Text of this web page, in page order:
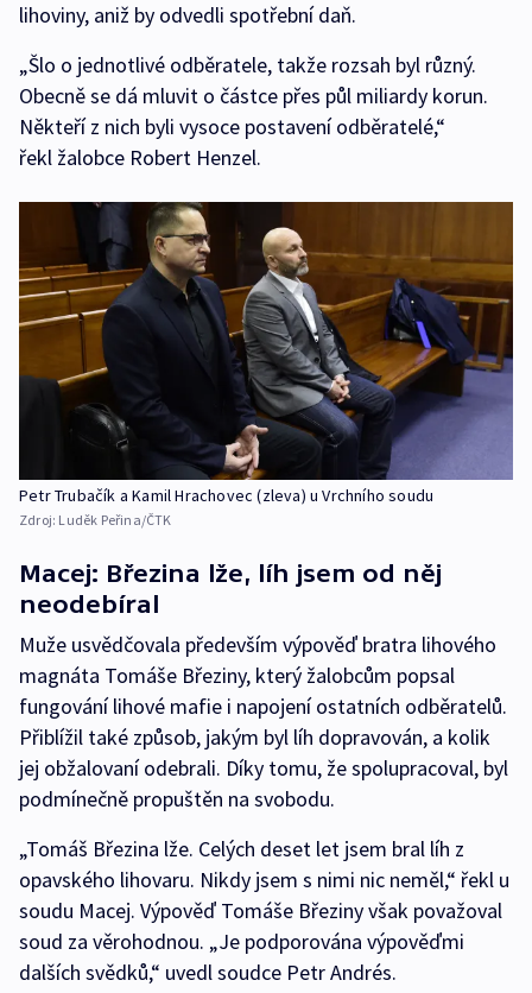
lihoviny, aniž by odvedli spotřební daň.
„Šlo o jednotlivé odběratele, takže rozsah byl různý.
Obecně se dá mluvit o částce přes půl miliardy korun.
Někteří z nich byli vysoce postavení odběratelé,“
řekl žalobce Robert Henzel.
Petr Trubačík a Kamil Hrachovec (zleva) u Vrchního soudu
Zdroj: Luděk Peřina/ČTK
Macej: Březina lže, líh jsem od něj
neodebíral
Muže usvědčovala především výpověď bratra lihového
magnáta Tomáše Březiny, který žalobcům popsal
fungování lihové mafie i napojení ostatních odběratelů.
Přiblížil také způsob, jakým byl líh dopravován, a kolik
jej obžalovaní odebrali. Díky tomu, že spolupracoval, byl
podmínečně propuštěn na svobodu.
„Tomáš Březina lže. Celých deset let jsem bral líh z
opavského lihovaru. Nikdy jsem s nimi nic neměl,“ řekl u
soudu Macej. Výpověď Tomáše Březiny však považoval
soud za věrohodnou. „Je podporována výpověďmi
dalších svědků,“ uvedl soudce Petr Andrés.